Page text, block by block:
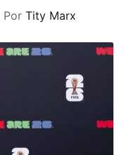
Por Tity Marx